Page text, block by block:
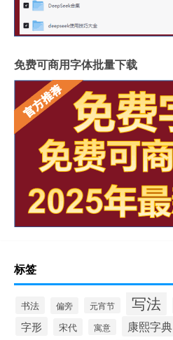
免费可商用字体批量下载
标签
书法 偏旁 元宵节 写法
字形 宋代 寓意 康熙字典